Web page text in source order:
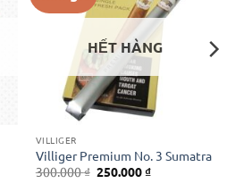
HẾT HÀNG
VILLIGER
Villiger Premium No. 3 Sumatra
300.000₫ Giá
gốc
250.000₫Giá